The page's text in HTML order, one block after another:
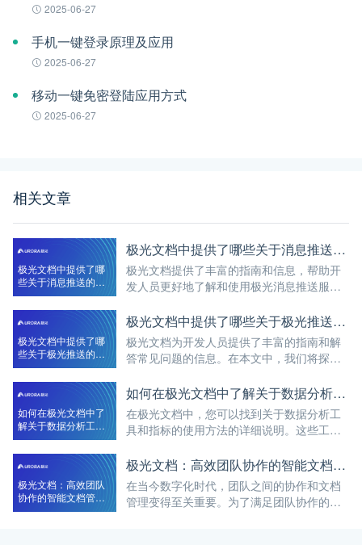
2025-06-27
手机一键登录原理及应用
2025-06-27
移动一键免密登陆应用方式
2025-06-27
相关文章
极光文档中提供了哪
些关于消息推送的指
南
极光文档中提供了哪些关于消息推送的指南
极光文档提供了丰富的指南和信息，帮助开
发人员更好地了解和使用极光消息推送服
消息推送的一些重要指南。 推送设置指南：
极光文档详细介绍了如何进行推送设置，包
括注册应
极光文档中提供了哪
些关于极光推送的常
见问题解答
极光文档中提供了哪些关于极光推送的常见问题解答
极光文档为开发人员提供了丰富的指南和解
答常见问题的信息。在本文中，我们将探讨
答。 如何注册和创建极光账户？ 极光文档详
细介绍了如何注册和创建极光账户。它提供
了逐
如何在极光文档中了
解关于数据分析工具
和指标的使用方法
如何在极光文档中了解关于数据分析工具和指标的使用方法
在极光文档中，您可以找到关于数据分析工
具和指标的使用方法的详细说明。这些工具
果，并提供有价值的数据洞察。在本文中，
我们将探讨如何在极光文档中了解数据分析
工具和指标
极光文档：高效团队
协作的智能文档管理
工具
极光文档：高效团队协作的智能文档管理工具
在当今数字化时代，团队之间的协作和文档
管理变得至关重要。为了满足团队协作的需